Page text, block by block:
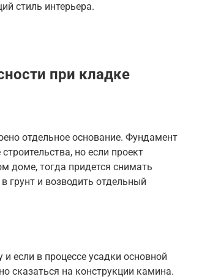
стиль интерьера.
при кладке
отдельное основание. Фундамент
но если проект
доме, тогда придется снимать
грунт и возводить отдельный
если в процессе усадки основной
сказаться на конструкции камина.